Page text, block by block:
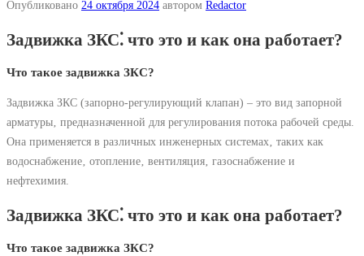
Опубликовано 24 октября 2024 автором Redactor
Задвижка ЗКС⁚ что это и как она работает?
Что такое задвижка ЗКС?
Задвижка ЗКС (запорно-регулирующий клапан) ‒ это вид запорной
арматуры‚ предназначенной для регулирования потока рабочей среды.
Она применяется в различных инженерных системах‚ таких как
водоснабжение‚ отопление‚ вентиляция‚ газоснабжение и
нефтехимия.
Задвижка ЗКС⁚ что это и как она работает?
Что такое задвижка ЗКС?